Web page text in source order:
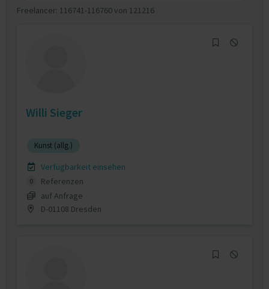
Freelancer: 116741-116760 von 121216
Willi Sieger
Kunst (allg.)
Verfügbarkeit einsehen
0
Referenzen
auf Anfrage
D-01108 Dresden